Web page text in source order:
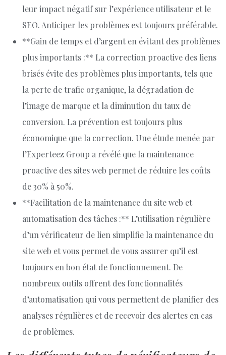
leur impact négatif sur l’expérience utilisateur et le
SEO. Anticiper les problèmes est toujours préférable.
**Gain de temps et d’argent en évitant des problèmes
plus importants :** La correction proactive des liens
brisés évite des problèmes plus importants, tels que
la perte de trafic organique, la dégradation de
l’image de marque et la diminution du taux de
conversion. La prévention est toujours plus
économique que la correction. Une étude menée par
l’Experteez Group a révélé que la maintenance
proactive des sites web permet de réduire les coûts
de 30% à 50%.
**Facilitation de la maintenance du site web et
automatisation des tâches :** L’utilisation régulière
d’un vérificateur de lien simplifie la maintenance du
site web et vous permet de vous assurer qu’il est
toujours en bon état de fonctionnement. De
nombreux outils offrent des fonctionnalités
d’automatisation qui vous permettent de planifier des
analyses régulières et de recevoir des alertes en cas
de problèmes.